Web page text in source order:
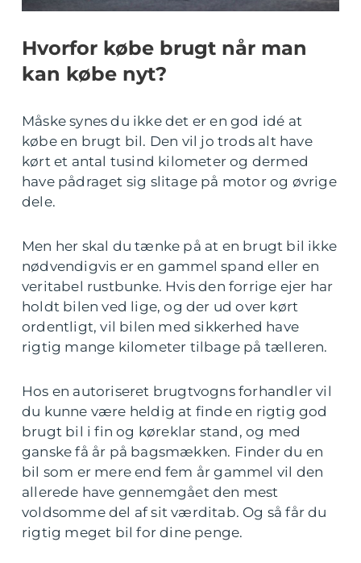
Hvorfor købe brugt når man
kan købe nyt?
Måske synes du ikke det er en god idé at
købe en brugt bil. Den vil jo trods alt have
kørt et antal tusind kilometer og dermed
have pådraget sig slitage på motor og øvrige
dele.
Men her skal du tænke på at en brugt bil ikke
nødvendigvis er en gammel spand eller en
veritabel rustbunke. Hvis den forrige ejer har
holdt bilen ved lige, og der ud over kørt
ordentligt, vil bilen med sikkerhed have
rigtig mange kilometer tilbage på tælleren.
Hos en autoriseret brugtvogns forhandler vil
du kunne være heldig at finde en rigtig god
brugt bil i fin og køreklar stand, og med
ganske få år på bagsmækken. Finder du en
bil som er mere end fem år gammel vil den
allerede have gennemgået den mest
voldsomme del af sit værditab. Og så får du
rigtig meget bil for dine penge.